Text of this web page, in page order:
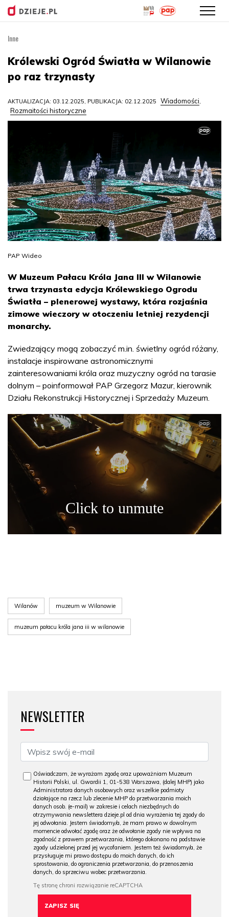
treści
Inne
Królewski Ogród Światła w Wilanowie
po raz trzynasty
AKTUALIZACJA: 03.12.2025, PUBLIKACJA: 02.12.2025 Wiadomości,
Rozmaitości historyczne
PAP Wideo
W Muzeum Pałacu Króla Jana III w Wilanowie
trwa trzynasta edycja Królewskiego Ogrodu
Światła – plenerowej wystawy, która rozjaśnia
zimowe wieczory w otoczeniu letniej rezydencji
monarchy.
Zwiedzający mogą zobaczyć m.in. świetlny ogród różany,
instalacje inspirowane astronomicznymi
zainteresowaniami króla oraz muzyczny ogród na tarasie
dolnym – poinformował PAP Grzegorz Mazur, kierownik
Działu Rekonstrukcji Historycznej i Sprzedaży Muzeum.
Wilanów muzeum w Wilanowie
muzeum pałacu króla jana iii w wilanowie
NEWSLETTER
Oświadczam, że wyrażam zgodę oraz upoważniam Muzeum
Historii Polski, ul. Gwardii 1, 01-538 Warszawa, (dalej MHP) jako
Administratora danych osobowych oraz wszelkie podmioty
działające na rzecz lub zlecenie MHP do przetwarzania moich
danych osob. (e-mail) w zakresie i celach niezbędnych do
otrzymywania newslettera dzieje.pl od dnia wyrażenia tej zgody do
jej odwołania. Jestem świadomy/a, że mam prawo w dowolnym
momencie odwołać zgodę oraz że odwołanie zgody nie wpływa na
zgodność z prawem przetwarzania, którego dokonano na podstawie
zgody udzielonej przed jej wycofaniem. Jestem też świadomy/a, że
przysługuje mi prawo dostępu do moich danych, do ich
sprostowania, do ograniczenia przetwarzania, do przenoszenia
danych, do sprzeciwu wobec przetwarzania.